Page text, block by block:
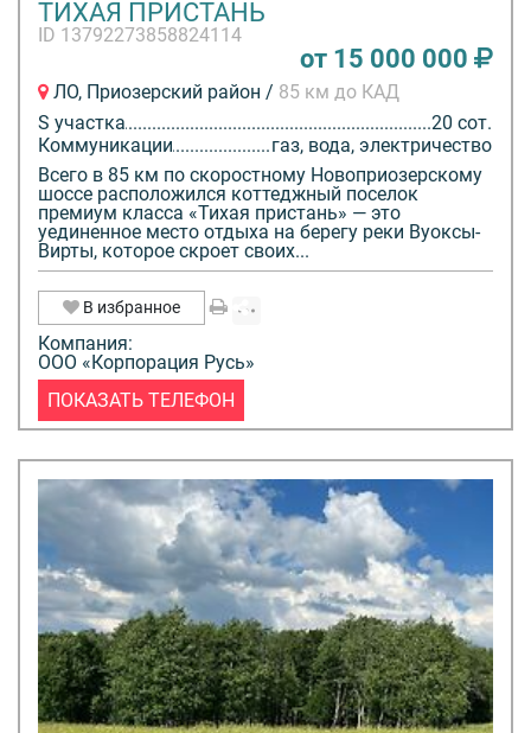
ТИХАЯ ПРИСТАНЬ
ID 13792273858824114
от 15 000 000
ЛО, Приозерский район / 85 км до КАД
S участка
20 сот.
Коммуникации
газ, вода, электричество
Всего в 85 км по скоростному Новоприозерскому
шоссе расположился коттеджный поселок
премиум класса «Тихая пристань» — это
уединенное место отдыха на берегу реки Вуоксы-
Вирты, которое скроет своих...
В избранное
Компания:
ООО «Корпорация Русь»
ПОКАЗАТЬ ТЕЛЕФОН